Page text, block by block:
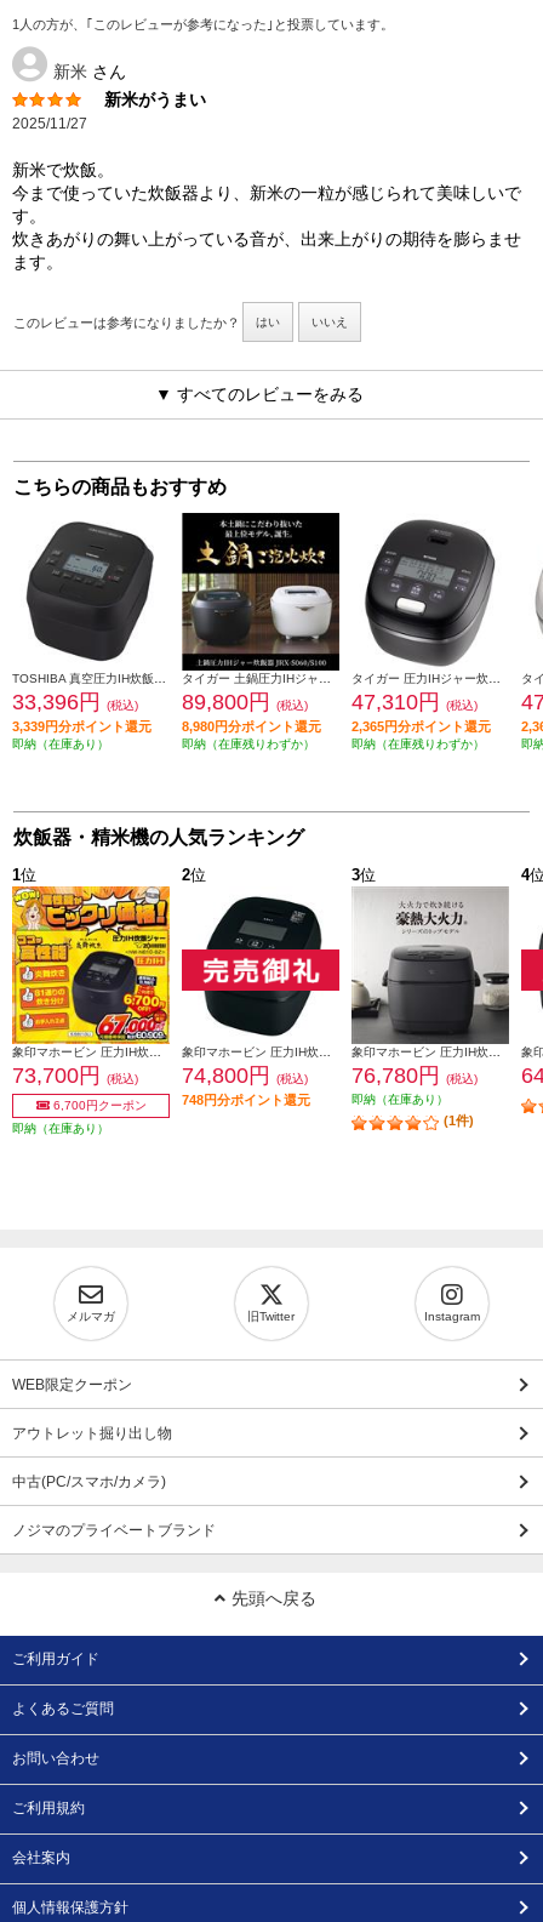
1人の方が、｢このレビューが参考になった｣と投票しています。
新米 さん
新米がうまい
2025/11/27
新米で炊飯。
今まで使っていた炊飯器より、新米の一粒が感じられて美味しいで
す。
炊きあがりの舞い上がっている音が、出来上がりの期待を膨らませ
ます。
このレビューは参考になりましたか？ はい いいえ
▼ すべてのレビューをみる
こちらの商品もおすすめ
33,396円 (税込)
3,339円分ポイント還元
即納（在庫あり）
89,800円 (税込)
8,980円分ポイント還元
即納（在庫残りわずか）
47,310円 (税込)
2,365円分ポイント還元
即納（在庫残りわずか） 即
炊飯器・精米機の人気ランキング
1位
73,700円
(税込)
6,700円クーポン
即納（在庫あり）
2位
74,800円 (税込)
748円分ポイント還元
3位
76,780円
(税込)
即納（在庫あり）
(1件)
4
メルマガ 旧Twitter Instagram
WEB限定クーポン
アウトレット掘り出し物
中古(PC/スマホ/カメラ)
ノジマのプライベートブランド
先頭へ戻る
ご利用ガイド
よくあるご質問
お問い合わせ
ご利用規約
会社案内
個人情報保護方針